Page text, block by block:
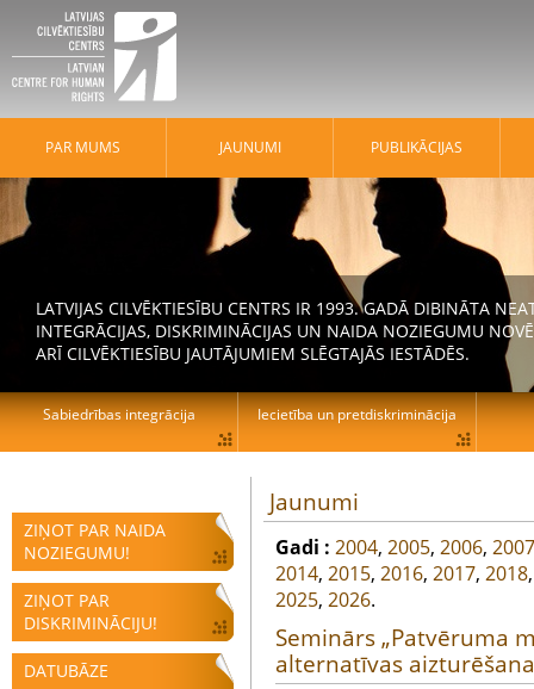
ZIŅOT PAR NAIDA
NOZIEGUMU!
ZIŅOT PAR
DISKRIMINĀCIJU!
DATUBĀZE
Jaunumi
Gadi : 2004, 2005, 2006, 2007
2014, 2015, 2016, 2017, 2018
2025, 2026.
Seminārs „Patvēruma
alternatīvas
PAR MUMS JAUNUMI PUBLIKĀCIJAS
LATVIJAS CILVĒKTIESĪBU CENTRS IR 1993. GADĀ DIBINĀTA
INTEGRĀCIJAS, DISKRIMINĀCIJAS UN NAIDA NOZIEGUMU
ARĪ CILVĒKTIESĪBU JAUTĀJUMIEM SLĒGTAJĀS IESTĀDĒS.
Sabiedrības integrācija Iecietība un pretdiskriminācija